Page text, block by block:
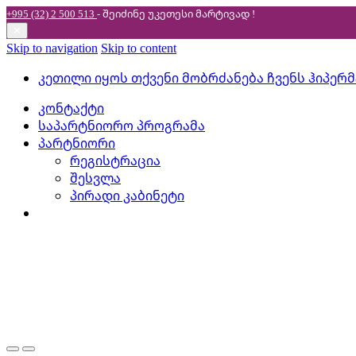
+995 (32) 2 500 513 - შეიძინე უკეთესიმარტივად !
Skip to navigation Skip to content
კეთილი იყოს თქვენი მობრძანება ჩვენს
კონტაქტი
საპარტნიორო პროგრამა
პარტნიორი
რეგისტრაცია
შესვლა
პირადი კაბინეტი